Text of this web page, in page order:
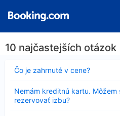
10 najčastejších otázok
Čo je zahrnuté v cene?
Nezobrazuje
sa
Nemám kreditnú kartu. Môžem
rezervovať izbu?
sa